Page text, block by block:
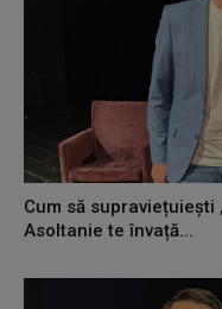
Cum să
Asoltanie te învață...